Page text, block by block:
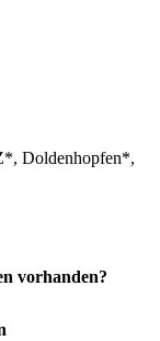
Doldenhopfen*,
vorhanden?